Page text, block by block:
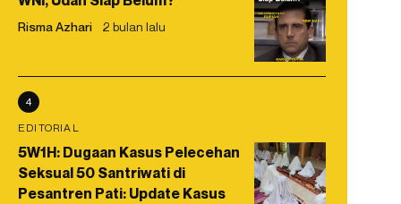
Risma Azhari 2 bulan lalu
4
EDITORIAL
5W1H: Dugaan Kasus Pelecehan
Seksual 50 Santriwati di
Pesantren Pati: Update Kasus